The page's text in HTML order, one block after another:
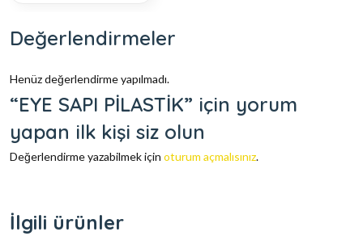
Değerlendirmeler
Henüz değerlendirme yapılmadı.
“EYE SAPI PİLASTİK” için yorum
yapan ilk kişi siz olun
Değerlendirme yazabilmek için oturum açmalısınız.
İlgili ürünler